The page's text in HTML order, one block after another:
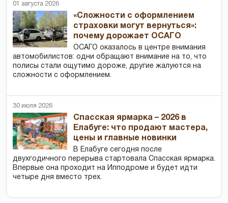
01 августа 2026
«Сложности с оформлением
страховки могут вернуться»:
почему дорожает ОСАГО
ОСАГО оказалось в центре внимания
автомобилистов: одни обращают внимание на то, что
полисы стали ощутимо дороже, другие жалуются на
сложности с оформлением.
30 июля 2026
Спасская ярмарка – 2026 в
Елабуге: что продают мастера,
цены и главные новинки
В Елабуге сегодня после
двухгодичного перерыва стартовала Спасская ярмарка.
Впервые она проходит на Ипподроме и будет идти
четыре дня вместо трех.